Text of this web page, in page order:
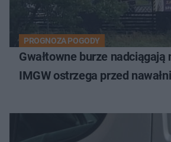
PROGNOZA POGODY
Gwałtowne burze nadciągają
IMGW ostrzega przed